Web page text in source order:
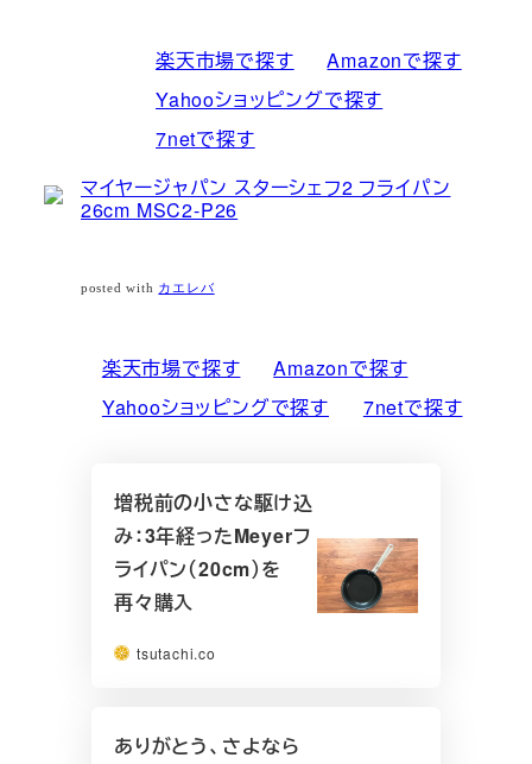
楽天市場で探す
Amazonで探す
Yahooショッピングで探す
7netで探す
マイヤージャパン スターシェフ2 フライパン
26cm MSC2-P26
posted with カエレバ
楽天市場で探す
Amazonで探す
Yahooショッピングで探す
7netで探す
増税前の小さな駆け込
み：3年経ったMeyerフ
ライパン（20cm）を
再々購入
tsutachi.co
ありがとう、さよなら